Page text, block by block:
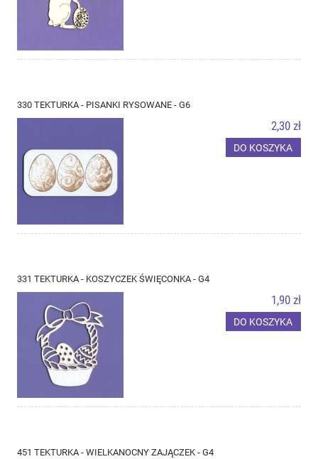
330 TEKTURKA - PISANKI RYSOWANE - G6
2,30 zł
DO KOSZYKA
331 TEKTURKA - KOSZYCZEK ŚWIĘCONKA - G4
1,90 zł
DO KOSZYKA
451 TEKTURKA - WIELKANOCNY ZAJĄCZEK - G4